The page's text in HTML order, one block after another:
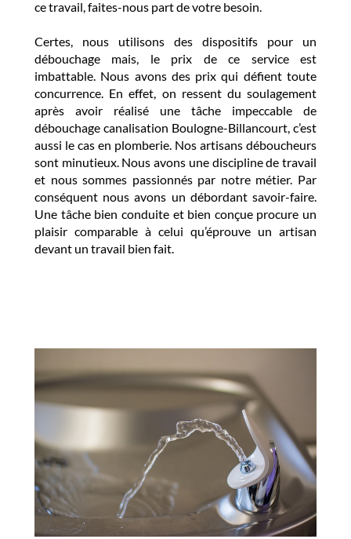
ce travail, faites-nous part de votre besoin.
Certes, nous utilisons des dispositifs pour un
débouchage mais, le prix de ce service est
imbattable. Nous avons des prix qui défient toute
concurrence. En effet, on ressent du soulagement
après avoir réalisé une tâche impeccable de
débouchage canalisation Boulogne-Billancourt, c’est
aussi le cas en plomberie. Nos artisans déboucheurs
sont minutieux. Nous avons une discipline de travail
et nous sommes passionnés par notre métier. Par
conséquent nous avons un débordant savoir-faire.
Une tâche bien conduite et bien conçue procure un
plaisir comparable à celui qu’éprouve un artisan
devant un travail bien fait.